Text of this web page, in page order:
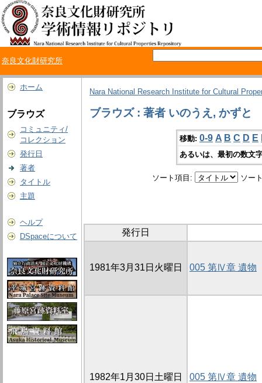
奈良文化財研究所
ホーム
ブラウズ
コミュニティ/
コレクション
発行日
著者
タイトル
主題
ヘルプ
DSpaceについて
Nara National Research Institute for Cultural
ブラウズ : 著者 いのうえ, かずと
移動: 0-9 A B C D E
あるいは、最初の数文
ソート項目: ソー
発行日
1981年3月31日火曜日 005 第Ⅳ章 遺物
1982年1月30日土曜日 005 第Ⅳ章 遺物